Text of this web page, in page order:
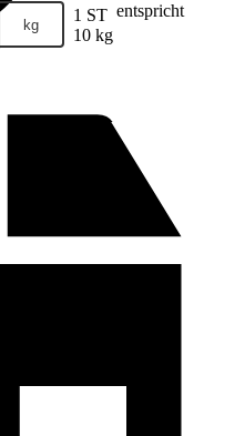
kg 1 ST entspricht
10 kg